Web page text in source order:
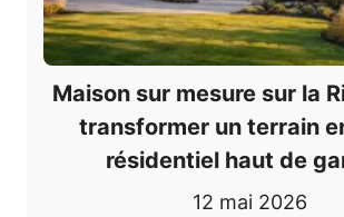
Maison sur mesure sur la
transformer un terrain
résidentiel haut de
12 mai 2026